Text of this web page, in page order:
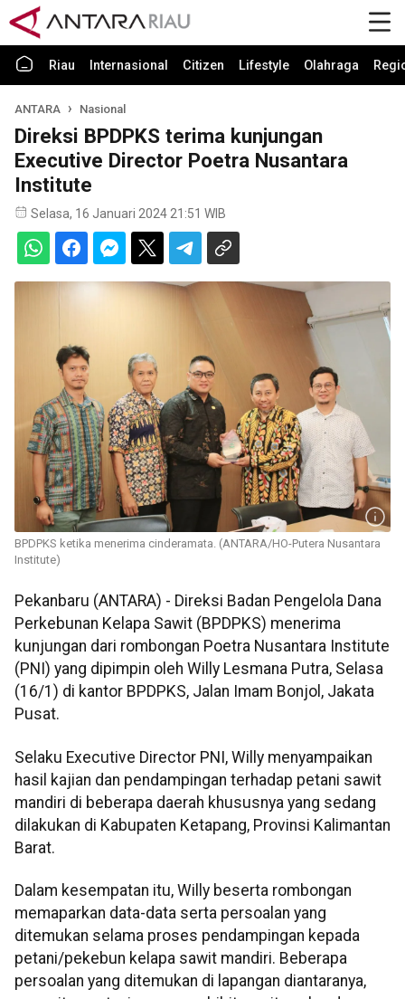
Riau Internasional Citizen Lifestyle Olahraga
ANTARA Nasional
Direksi BPDPKS terima kunjungan
Executive Director Poetra Nusantara
Institute
Selasa, 16 Januari 2024 21:51 WIB
BPDPKS ketika menerima cinderamata. (ANTARA/HO-Putera Nusantara
Institute)
Pekanbaru (ANTARA) - Direksi Badan Pengelola Dana
Perkebunan Kelapa Sawit (BPDPKS) menerima
kunjungan dari rombongan Poetra Nusantara Institute
(PNI) yang dipimpin oleh Willy Lesmana Putra, Selasa
(16/1) di kantor BPDPKS, Jalan Imam Bonjol, Jakata
Pusat.
Selaku Executive Director PNI, Willy menyampaikan
hasil kajian dan pendampingan terhadap petani sawit
mandiri di beberapa daerah khususnya yang sedang
dilakukan di Kabupaten Ketapang, Provinsi Kalimantan
Barat.
Dalam kesempatan itu, Willy beserta rombongan
memaparkan data-data serta persoalan yang
ditemukan selama proses pendampingan kepada
petani/pekebun kelapa sawit mandiri. Beberapa
persoalan yang ditemukan di lapangan diantaranya,